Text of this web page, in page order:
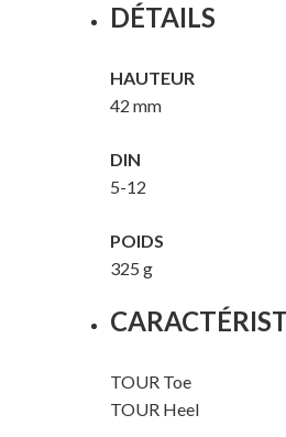
DÉTAILS
HAUTEUR
42 mm
DIN
5-12
POIDS
325 g
TOUR Toe
TOUR Heel